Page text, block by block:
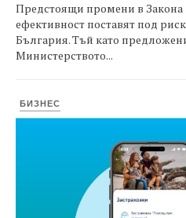
Предстоящи промени в Закона
ефективност поставят под
България. Тъй като
Министерството...
БИЗНЕС